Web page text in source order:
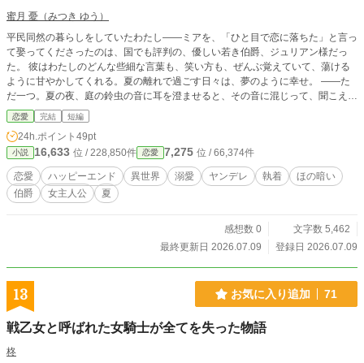
蜜月 憂（みつき ゆう）
平民同然の暮らしをしていたわたし――ミアを、「ひと目で恋に落ちた」と言っ
て娶ってくださったのは、国でも評判の、優しい若き伯爵、ジュリアン様だっ
た。 彼はわたしのどんな些細な言葉も、笑い方も、ぜんぶ覚えていて、蕩ける
ように甘やかしてくれる。夏の離れで過ごす日々は、夢のように幸せ。 ――た
だ一つ。夏の夜、庭の鈴虫の音に耳を澄ませると、その音に混じって、聞こえて
くるのです。 数年前の、まだ彼と出会う前の、"昔のわたしの声"が。笑い声も、
寝言も、名前を呼ぶ声さえ。 ねえ、ジュリアン様。あなたは、わたしの、何
を、集めているの。 ※二人にとっては、最初から最後までハッピーエンドで
す。 ※ほの暗いホラー風味（人間の狂気・執着）がありますが、ヒロインは絶
対に傷つかず、溺愛されて幸せなままの物語です。幽霊やお化けは出ません。
恋愛 完結 短編
24h.ポイント 49pt
小説 16,633 位 / 228,850件 恋愛 7,275 位 / 66,374件
恋愛 ハッピーエンド 異世界 溺愛 ヤンデレ 執着
ほの暗い
伯爵
女主人公 夏
感想数 0
文字数 5,462
最終更新日 2026.07.09
登録日 2026.07.09
13 お気に入り追加 71
戦乙女と呼ばれた女騎士が全てを失った物語
柊